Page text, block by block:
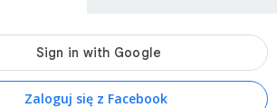
Zaloguj się z Facebook